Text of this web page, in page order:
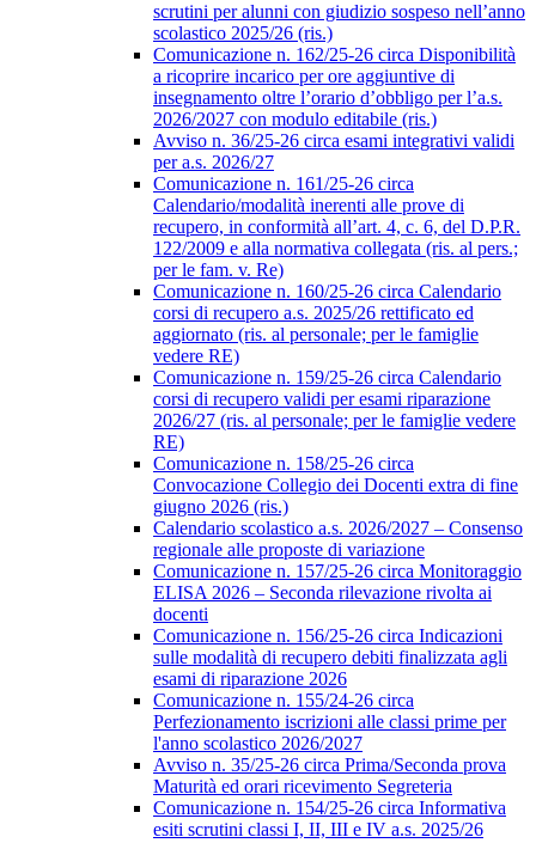
scrutini per alunni con giudizio sospeso nell’anno
scolastico 2025/26 (ris.)
Comunicazione n. 162/25-26 circa Disponibilità
a ricoprire incarico per ore aggiuntive di
insegnamento oltre l’orario d’obbligo per l’a.s.
2026/2027 con modulo editabile (ris.)
Avviso n. 36/25-26 circa esami integrativi validi
per a.s. 2026/27
Comunicazione n. 161/25-26 circa
Calendario/modalità inerenti alle prove di
recupero, in conformità all’art. 4, c. 6, del D.P.R.
122/2009 e alla normativa collegata (ris. al pers.;
per le fam. v. Re)
Comunicazione n. 160/25-26 circa Calendario
corsi di recupero a.s. 2025/26 rettificato ed
aggiornato (ris. al personale; per le famiglie
vedere RE)
Comunicazione n. 159/25-26 circa Calendario
corsi di recupero validi per esami riparazione
2026/27 (ris. al personale; per le famiglie vedere
RE)
Comunicazione n. 158/25-26 circa
Convocazione Collegio dei Docenti extra di fine
giugno 2026 (ris.)
Calendario scolastico a.s. 2026/2027 – Consenso
regionale alle proposte di variazione
Comunicazione n. 157/25-26 circa Monitoraggio
ELISA 2026 – Seconda rilevazione rivolta ai
docenti
Comunicazione n. 156/25-26 circa Indicazioni
sulle modalità di recupero debiti finalizzata agli
esami di riparazione 2026
Comunicazione n. 155/24-26 circa
Perfezionamento iscrizioni alle classi prime per
l'anno scolastico 2026/2027
Avviso n. 35/25-26 circa Prima/Seconda prova
Maturità ed orari ricevimento Segreteria
Comunicazione n. 154/25-26 circa Informativa
esiti scrutini classi I, II, III e IV a.s. 2025/26